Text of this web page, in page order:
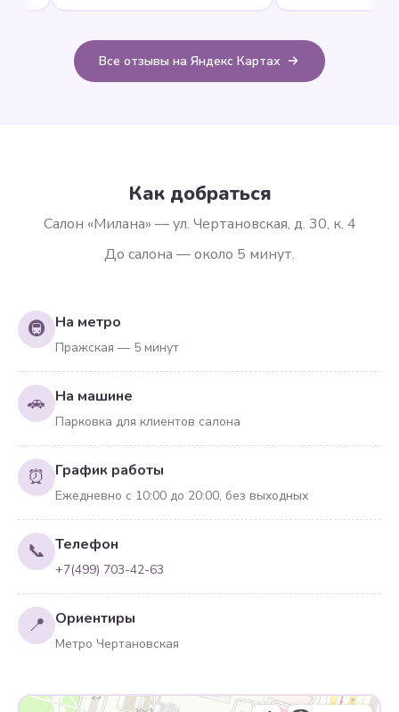
Все отзывы на Яндекс Картах
Как добраться
Салон «Милана» — ул. Чертановская, д. 30, к. 4
До салона — около 5 минут.
🚇 На метро
Пражская — 5 минут
🚗 На машине
Парковка для клиентов салона
⏰ График работы
Ежедневно с 10:00 до 20:00, без выходных
📞 Телефон
+7(499) 703-42-63
📍 Ориентиры
Метро Чертановская